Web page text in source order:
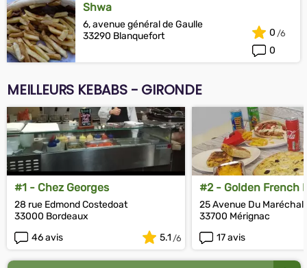
Shwa
6, avenue général de Gaulle
33290 Blanquefort
0
0
MEILLEURS KEBABS - GIRONDE
#1 - Chez Georges
28 rue Edmond Costedoat
33000 Bordeaux
46 avis
5.1
#2 - Golden French
25 Avenue Du Maréchal
33700 Mérignac
17 avis